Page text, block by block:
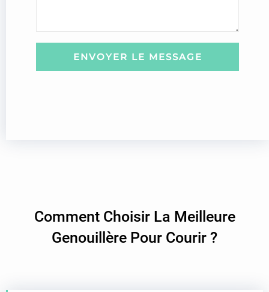
a
e
ENVOYER LE MESSAGE
Comment Choisir La Meilleure
Genouillère Pour Courir ?